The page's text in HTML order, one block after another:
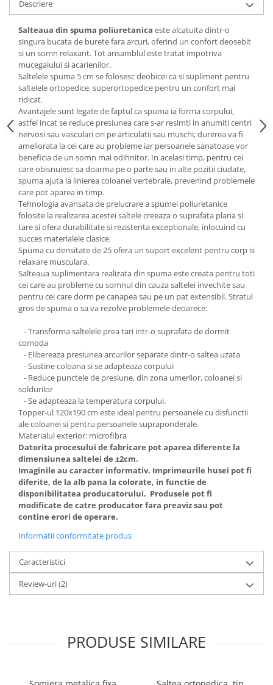
Mese gradinita
Scaune gradinita
Set mese si scaune gradinita
Mobilier copii
Mobila camera copii
Scaune birou pentru copii
Saltele patuturi copii
Paturi copii
Masa si scaune gradinita
Seturi comode living si dormitor
Descriere
Salteaua din spuma poliuretanica este alcatuita dintr-o
singura bucata de burete fara arcuri, oferind un confort deosebit
si un somn relaxant. Tot ansamblul este tratat impotriva
mucegaiului si acarienilor.
Saltelele spuma 5 cm se folosesc deobicei ca si supliment pentru
saltelele ortopedice, superortopedice pentru un confort mai
ridicat.
Avantajele sunt legate de faptul ca spuma ia forma corpului,
astfel incat se reduce presiunea care s-ar resimti in anumiti centri
nervosi sau vasculari ori pe articulatii sau muschi; durerea va fi
ameliorata la cei care au probleme iar persoanele sanatoase vor
beneficia de un somn mai odihnitor. In acelasi timp, pentru cei
care obisnuiesc sa doarma pe o parte sau in alte pozitii ciudate,
spuma ajuta la linierea coloanei vertebrale, prevenind problemele
care pot aparea in timp.
Tehnologia avansata de prelucrare a spumei poliuretanice
folosite la realizarea acestei saltele creeaza o suprafata plana si
tare si ofera durabilitate si rezistenta exceptionale, inlocuind cu
succes materialele clasice.
Spuma cu densitate de 25 ofera un suport excelent pentru corp si
relaxare musculara.
Salteaua suplimentara realizata din spuma este creata pentru toti
cei care au probleme cu somnul din cauza saltelei invechite sau
pentru cei care dorm pe canapea sau pe un pat extensibil. Stratul
gros de spuma o sa va rezolve problemele deoarece:
- Transforma saltelele prea tari intr-o suprafata de dormit
comoda
- Elibereaza presiunea arcurilor separate dintr-o saltea uzata
- Sustine coloana si se adapteaza corpului
- Reduce punctele de presiune, din zona umerilor, coloanei si
soldurilor
- Se adapteaza la temperatura corpului.
Topper-ul 120x190 cm este ideal pentru persoanele cu disfunctii
ale coloanei si pentru persoanele supraponderale.
Materialul exterior: microfibra
Datorita procesului de fabricare pot aparea diferente la
dimensiunea saltelei de ±2cm.
Imaginile au caracter informativ. Imprimeurile husei pot fi
diferite, de la alb pana la colorate, in functie de
disponibilitatea producatorului. Produsele pot fi
modificate de catre producator fara preaviz sau pot
contine erori de operare.
Informatii conformitate produs
Caracteristici
Review-uri(2)
PRODUSE SIMILARE